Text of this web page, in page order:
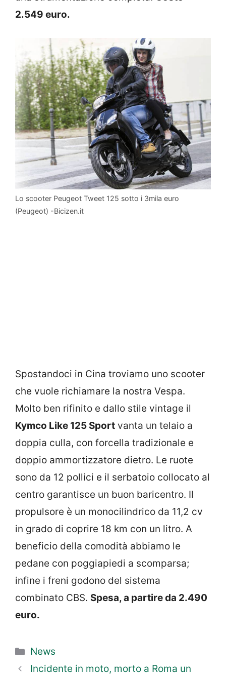
2.549 euro.
Lo scooter Peugeot Tweet 125 sotto i 3mila euro
(Peugeot) -Bicizen.it
Spostandoci in Cina troviamo uno scooter
che vuole richiamare la nostra Vespa.
Molto ben rifinito e dallo stile vintage il
Kymco Like 125 Sport vanta un telaio a
doppia culla, con forcella tradizionale e
doppio ammortizzatore dietro. Le ruote
sono da 12 pollici e il serbatoio collocato al
centro garantisce un buon baricentro. Il
propulsore è un monocilindrico da 11,2 cv
in grado di coprire 18 km con un litro. A
beneficio della comodità abbiamo le
pedane con poggiapiedi a scomparsa;
infine i freni godono del sistema
combinato CBS. Spesa, a partire da 2.490
euro.
Categorie
News
Incidente in moto, morto a Roma un